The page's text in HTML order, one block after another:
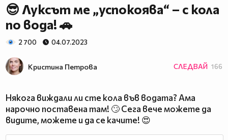
😎 Луксът ме „успокоява“ – с кола
по вода! 🚗
2 700 04.07.2023
Кристина Петрова СЛЕДВАЙ 166
Някога виждали ли сте кола във водата? Ама
нарочно поставена там! 🙄 Сега вече можете да
видите, можете и да се качите! 😍